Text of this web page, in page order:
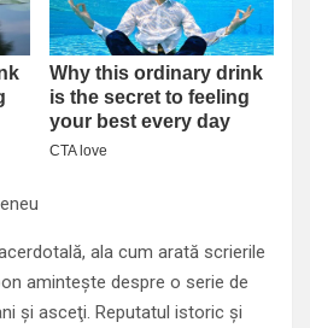
ala cum arată scrierile
aminteşte despre o serie de
şi asceţi. Reputatul istoric şi